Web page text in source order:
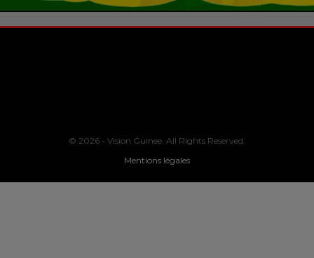
© 2026 - Vision Guinee. All Rights Reserved.
Mentions légales